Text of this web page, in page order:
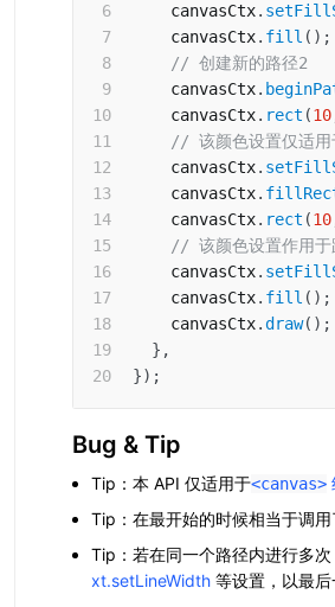
    canvasCtx
.
    canvasCtx
. fill ( ) ;
// 创建新的路径2
    canvasCtx
.
    canvasCtx
. rect (10
// 该颜色设置仅适用
    canvasCtx
.
    canvasCtx
.
    canvasCtx
. rect (10
// 该颜色设置作用于
    canvasCtx
.
    canvasCtx
. fill ( ) ;
    canvasCtx
.draw( ) ;
} ,
}) ;
Bug & Tip
Tip：本 API 仅适用于<canvas>
Tip：在最开始的时候相当于调用
Tip：若在同一个路径内进行多次
xt.setLineWidth 等设置，以最后